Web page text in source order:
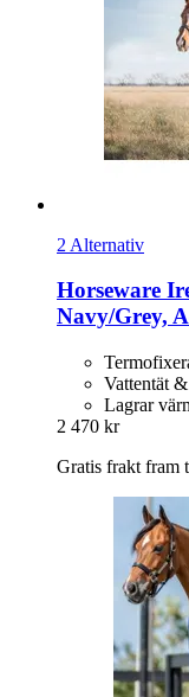
2 Alternativ
Horseware
Navy/Grey,
Vattentät
Lagrar
2 470 kr
Gratis frakt fram